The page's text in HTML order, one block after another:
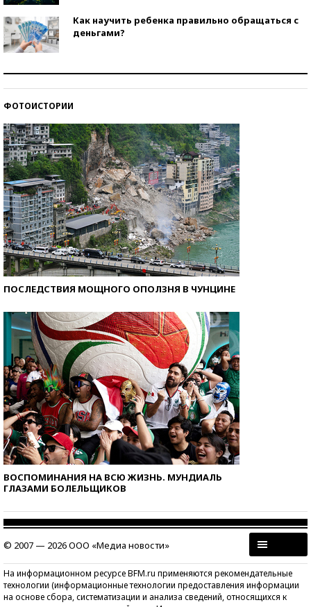
Как научить ребенка правильно обращаться с
деньгами?
ФОТОИСТОРИИ
ПОСЛЕДСТВИЯ МОЩНОГО ОПОЛЗНЯ В ЧУНЦИНЕ
ВОСПОМИНАНИЯ НА ВСЮ ЖИЗНЬ. МУНДИАЛЬ
ГЛАЗАМИ БОЛЕЛЬЩИКОВ
© 2007 — 2026 ООО «Медиа новости»
На информационном ресурсе BFM.ru применяются рекомендательные
технологии (информационные технологии предоставления информации
на основе сбора, систематизации и анализа сведений, относящихся к